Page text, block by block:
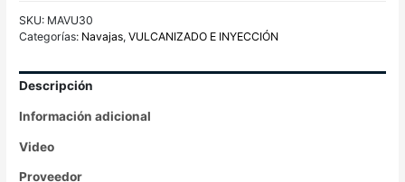
SKU: MAVU30
Categorías: Navajas,VULCANIZADO E INYECCIÓN
Descripción
Información adicional
Video
Proveedor